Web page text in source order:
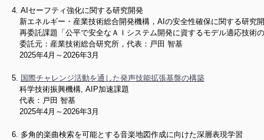
AIセーフティ強化に関する研究開発
新エネルギー・産業技術総合開発機構，AIの安全性確保に関する研究
再委託課題「公平で安全なＡＩシステム開発に資するモデル適応技術
委託元：産業技術総合研究所，代表：戸田 智基
2025年4月～2026年3月
国際チャレンジ活動を通した発声技能拡張基盤の構築
科学技術振興機構, AIP加速課題
代表：戸田 智基
2025年4月～2026年3月
多角的楽曲検索を可能とする音楽地図作成に向けた深層表現学習